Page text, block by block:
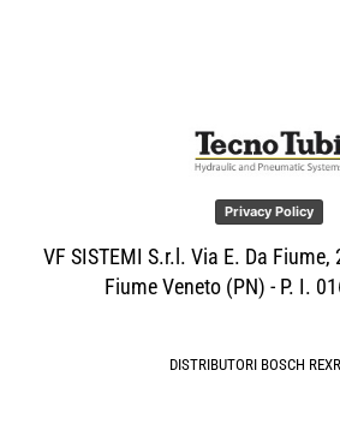
Privacy Policy
VF SISTEMI S.r.l. Via E. Da Fiume,
Fiume Veneto (PN) - P. I.
DISTRIBUTORI BOSCH